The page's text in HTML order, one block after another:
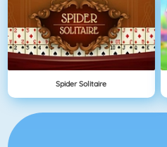
Spider Solitaire